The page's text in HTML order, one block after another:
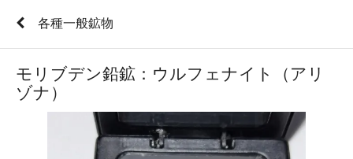
各種一般鉱物
モリブデン鉛鉱：ウルフェナイト（アリ
ゾナ）